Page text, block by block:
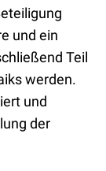
und ein
Teil
werden.
und
der